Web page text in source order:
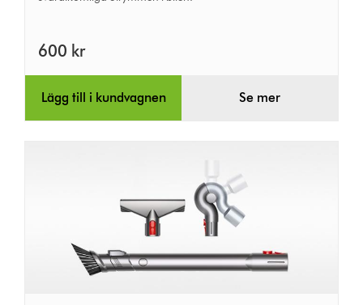
600 kr
Lägg till i kundvagnen Se mer